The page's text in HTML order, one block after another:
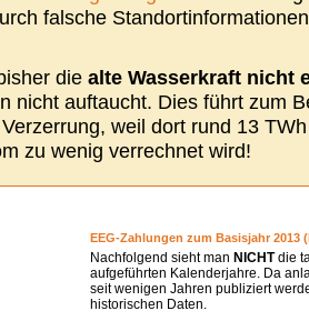
falsche
die alte Wasserkraft nicht
nicht auftaucht. Dies führt zum
weil dort rund 13
zu wenig verrechnet wird!
EEG-Zahlungen zum Basisjahr 2013
Nachfolgend sieht man NICHTdie
aufgeführten Kalenderjahre. Da
seit wenigen Jahren publiziert
historischen Daten.